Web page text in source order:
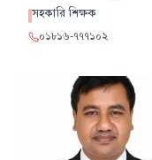
সহকারি শিক্ষক
০১৮১৬-৭৭৭১০২